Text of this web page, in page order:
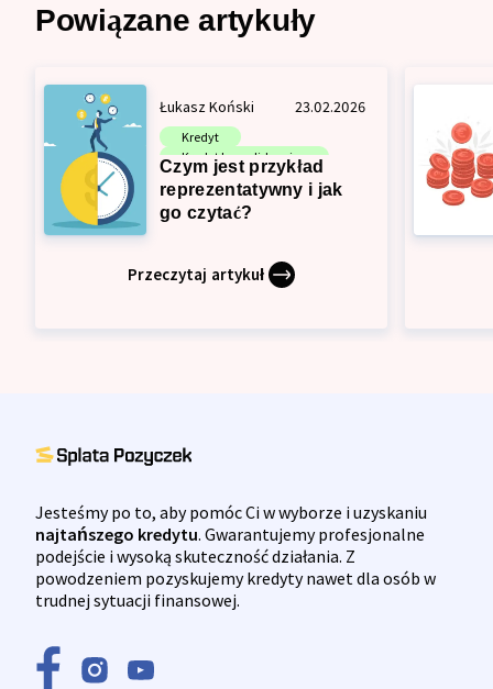
Powiązane artykuły
Łukasz Koński 23.02.2026
Kredyt
Kredyt konsolidacyjny
Pożyczka
Czym jest przykład
reprezentatywny i jak
go czytać?
Przeczytaj artykuł
Jesteśmy po to, aby pomóc Ci w wyborze i uzyskaniu
najtańszego kredytu. Gwarantujemy profesjonalne
podejście i wysoką skuteczność działania. Z
powodzeniem pozyskujemy kredyty nawet dla osób w
trudnej sytuacji finansowej.